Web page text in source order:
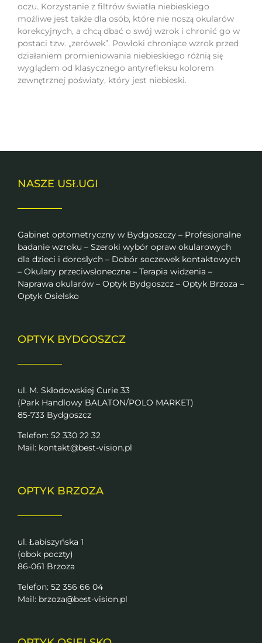
oczu. Korzystanie z filtrów światła niebieskiego
możliwe jest także dla osób, które nie noszą okularów
korekcyjnych, a chcą dbać o swój wzrok i chronić go w
postaci tzw. „zerówek”. Powłoki chroniące wzrok przed
działaniem promieniowania niebieskiego różnią się
wyglądem od klasycznego antyrefleksu kolorem
zewnętrznej poświaty, który jest niebieski.
NASZE USŁUGI
Gabinet optometryczny w Bydgoszczy – Profesjonalne
badanie wzroku – Szeroki wybór opraw okularowych
dla dzieci i dorosłych – Dobór soczewek kontaktowych
– Okulary przeciwsłoneczne – Terapia widzenia –
Naprawa okularów – Optyk Bydgoszcz – Optyk Brzoza –
Optyk Osielsko
OPTYK BYDGOSZCZ
ul. M. Skłodowskiej Curie 33
(Park Handlowy BALATON/POLO MARKET)
85-733 Bydgoszcz
Telefon: 52 330 22 32
Mail: kontakt@best-vision.pl
OPTYK BRZOZA
ul. Łabiszyńska 1
(obok poczty)
86-061 Brzoza
Telefon: 52 356 66 04
Mail: brzoza@best-vision.pl